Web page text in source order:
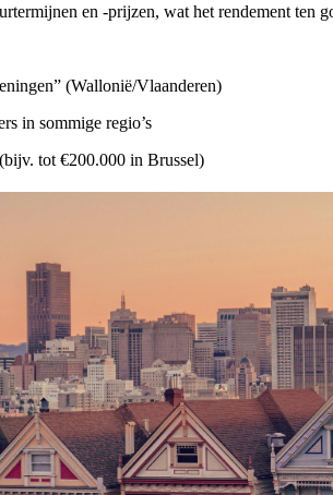
en -prijzen, wat het rendement ten
(Wallonië/Vlaanderen)
in sommige regio’s
tot €200.000 in Brussel)